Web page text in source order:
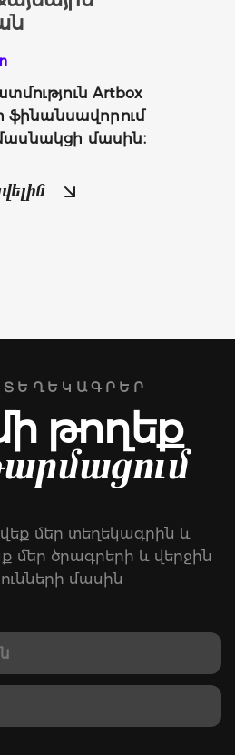
Artbox
ֆինանսավորում
մասին։
ՏԵՂԵԿԱԳՐԵՐ
թողեք
մեր տեղեկագրին և
մեր ծրագրերի և վերջին
մասին